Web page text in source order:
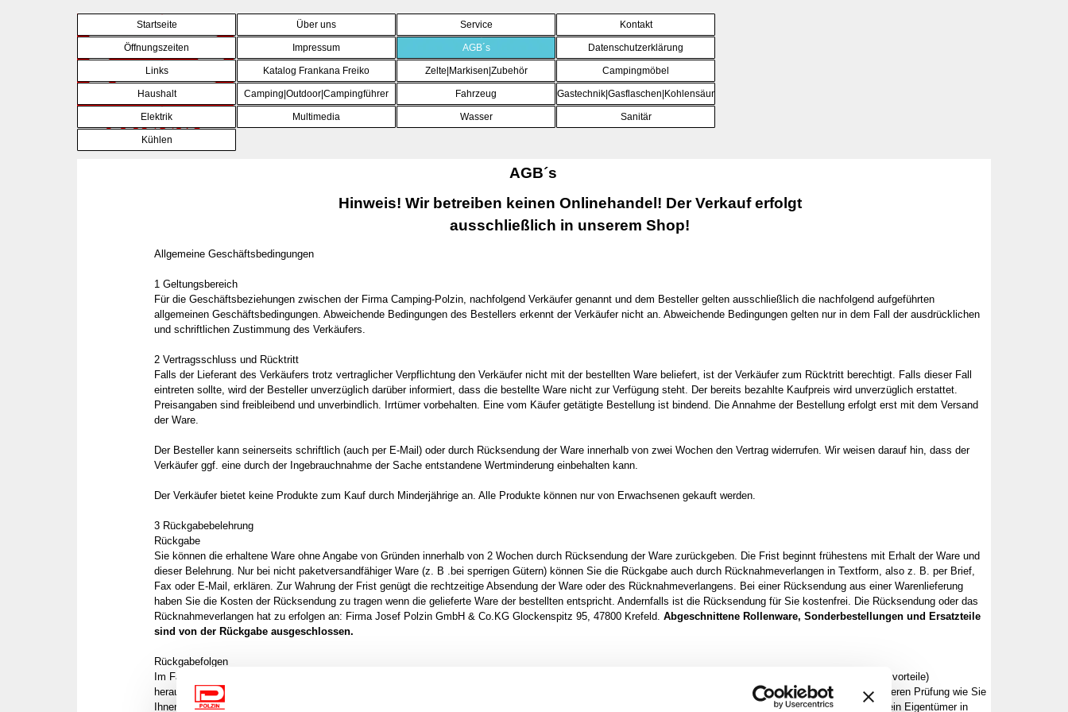
Menü überspringen
Startseite Über uns Service Kontakt
Öffnungszeiten Impressum AGB´s Datenschutzerklärung
Links Katalog Frankana Freiko Zelte|Markisen|Zubehör ▼
Campingmöbel
Haushalt ▼
Camping|Outdoor|Campingführer ▼
Fahrzeug ▼
Gastechnik|Gasflaschen|Kohlensäure
Elektrik ▼
Multimedia ▼
Wasser ▼
Sanitär
Kühlen
AGB´s
Hinweis! Wir betreiben keinen Onlinehandel! Der Verkauf erfolgt
ausschließlich in unserem Shop!
Allgemeine Geschäftsbedingungen
1 Geltungsbereich
Für die Geschäftsbeziehungen zwischen der Firma Camping-Polzin, nachfolgend Verkäufer genannt und dem Besteller gelten ausschließlich die nachfolgend aufgeführten
allgemeinen Geschäftsbedingungen. Abweichende Bedingungen des Bestellers erkennt der Verkäufer nicht an. Abweichende Bedingungen gelten nur in dem Fall der ausdrücklichen
und schriftlichen Zustimmung des Verkäufers.
2 Vertragsschluss und Rücktritt
Falls der Lieferant des Verkäufers trotz vertraglicher Verpflichtung den Verkäufer nicht mit der bestellten Ware beliefert, ist der Verkäufer zum Rücktritt berechtigt. Falls dieser Fall
eintreten sollte, wird der Besteller unverzüglich darüber informiert, dass die bestellte Ware nicht zur Verfügung steht. Der bereits bezahlte Kaufpreis wird unverzüglich erstattet.
Preisangaben sind freibleibend und unverbindlich. Irrtümer vorbehalten. Eine vom Käufer getätigte Bestellung ist bindend. Die Annahme der Bestellung erfolgt erst mit dem Versand
der Ware.
Der Besteller kann seinerseits schriftlich (auch per E-Mail) oder durch Rücksendung der Ware innerhalb von zwei Wochen den Vertrag widerrufen. Wir weisen darauf hin, dass der
Verkäufer ggf. eine durch der Ingebrauchnahme der Sache entstandene Wertminderung einbehalten kann.
Der Verkäufer bietet keine Produkte zum Kauf durch Minderjährige an. Alle Produkte können nur von Erwachsenen gekauft werden.
3 Rückgabebelehrung
Rückgabe
Sie können die erhaltene Ware ohne Angabe von Gründen innerhalb von 2 Wochen durch Rücksendung der Ware zurückgeben. Die Frist beginnt frühestens mit Erhalt der Ware und
dieser Belehrung. Nur bei nicht paketversandfähiger Ware (z. B .bei sperrigen Gütern) können Sie die Rückgabe auch durch Rücknahmeverlangen in Textform, also z. B. per Brief,
Fax oder E-Mail, erklären. Zur Wahrung der Frist genügt die rechtzeitige Absendung der Ware oder des Rücknahmeverlangens. Bei einer Rücksendung aus einer Warenlieferung
haben Sie die Kosten der Rücksendung zu tragen wenn die gelieferte Ware der bestellten entspricht. Andernfalls ist die Rücksendung für Sie kostenfrei. Die Rücksendung oder das
Rücknahmeverlangen hat zu erfolgen an: Firma Josef Polzin GmbH & Co.KG Glockenspitz 95, 47800 Krefeld. Abgeschnittene Rollenware, Sonderbestellungen und Ersatzteile
sind von der Rückgabe ausgeschlossen.
Rückgabefolgen
Im Falle einer wirksamen Rückgabe sind die beiderseits empfangenen Leistungen zurückzugewähren und gegebenenfalls gezogene Nutzungen (z. B. Gebrauchsvorteile)
herauszugeben. Bei einer Verschlechterung der Ware kann Wertersatz verlangt werden. Dies gilt nicht, wenn die Verschlechterung der Ware ausschließlich auf deren Prüfung wie Sie
Ihnen etwa im Ladengeschäft möglich gewesen wäre zurückzuführen ist. Im Übrigen können Sie die Wertersatzpflicht vermeiden, indem Sie die Ware nicht wie ein Eigentümer in